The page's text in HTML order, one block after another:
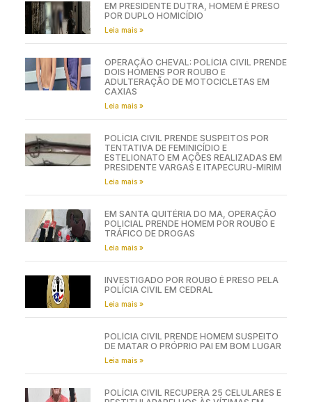
EM PRESIDENTE DUTRA, HOMEM É PRESO
POR DUPLO HOMICÍDIO
Leia mais »
OPERAÇÃO CHEVAL: POLÍCIA CIVIL PRENDE
DOIS HOMENS POR ROUBO E
ADULTERAÇÃO DE MOTOCICLETAS EM
CAXIAS
Leia mais »
POLÍCIA CIVIL PRENDE SUSPEITOS POR
TENTATIVA DE FEMINICÍDIO E
ESTELIONATO EM AÇÕES REALIZADAS EM
PRESIDENTE VARGAS E ITAPECURU-MIRIM
Leia mais »
EM SANTA QUITÉRIA DO MA, OPERAÇÃO
POLICIAL PRENDE HOMEM POR ROUBO E
TRÁFICO DE DROGAS
Leia mais »
INVESTIGADO POR ROUBO É PRESO PELA
POLÍCIA CIVIL EM CEDRAL
Leia mais »
POLÍCIA CIVIL PRENDE HOMEM SUSPEITO
DE MATAR O PRÓPRIO PAI EM BOM LUGAR
Leia mais »
POLÍCIA CIVIL RECUPERA 25 CELULARES E